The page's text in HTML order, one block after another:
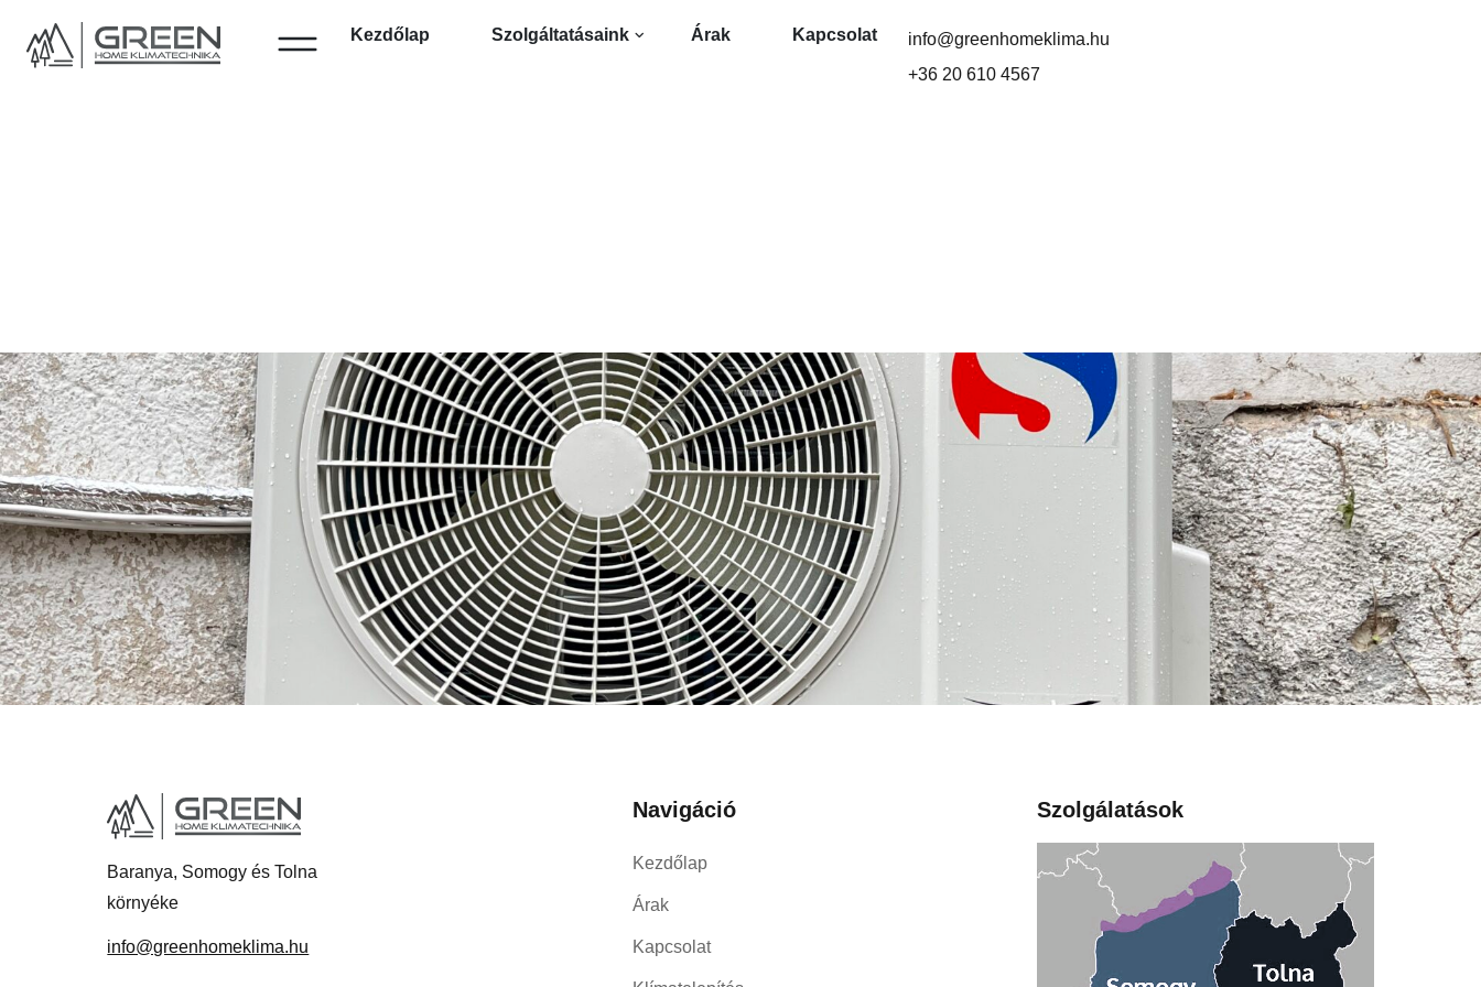
Kezdőlap Szolgáltatásaink Árak Kapcsolat
info@greenhomeklima.hu
+36 20 610 4567
Baranya, Somogy és Tolna
környéke
info@greenhomeklima.hu
Navigáció
Kezdőlap
Árak
Kapcsolat
Szolgálatások